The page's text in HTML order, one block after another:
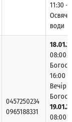
11:30 –
води
0457250234
0965188331
08:00 –
16:00 –
08:00 –